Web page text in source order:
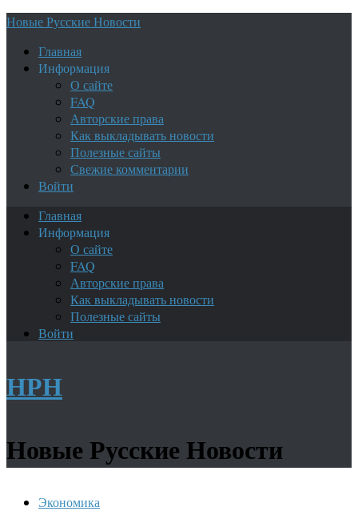
Новые Русские Новости
Главная
Информация
О сайте
FAQ
Авторские права
Как выкладывать новости
Полезные сайты
Свежие комментарии
Войти
Главная
Информация
О сайте
FAQ
Авторские права
Как выкладывать новости
Полезные сайты
Войти
НРН
Новые Русские Новости
Экономика